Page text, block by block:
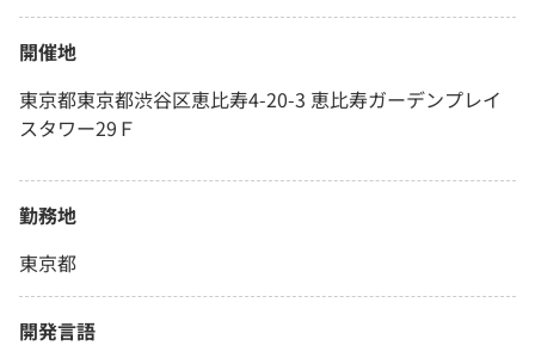
開催地
東京都東京都渋谷区恵比寿4-20-3 恵比寿ガーデンプレイ
スタワー29Ｆ
勤務地
東京都
開発言語